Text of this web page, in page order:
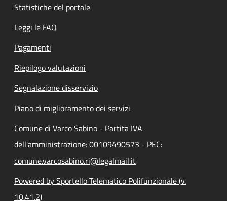
Statistiche del portale
Leggi le FAQ
Pagamenti
Riepilogo valutazioni
Segnalazione disservizio
Piano di miglioramento dei servizi
Comune di Varco Sabino - Partita IVA
dell'amministrazione: 00109490573 - PEC:
comune.varcosabino.ri@legalmail.it
Powered by Sportello Telematico Polifunzionale (v.
10.41.2)